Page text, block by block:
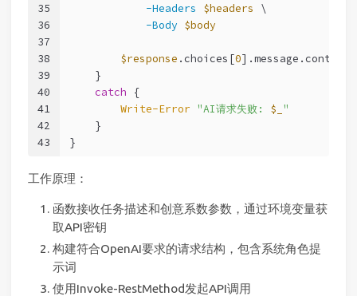
35
36
37
38
39
40
41
42
43
-Headers
$headers \
-Body $body
$response .choices[0].message.content
    }
catch {
Write-Error "AI请求失败: $_ "
    }
}
工作原理：
函数接收任务描述和创意系数参数，通过环境变量获
取API密钥
构建符合OpenAI要求的请求结构，包含系统角色提
示词
使用Invoke-RestMethod发起API调用